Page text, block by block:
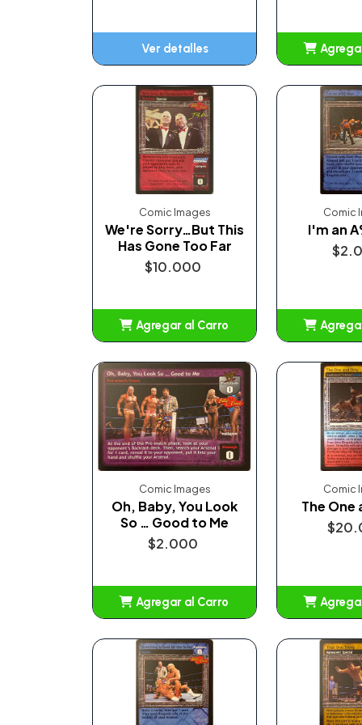
Ver detalles
Comic Images
We're Sorry…But This
Has Gone Too Far
$10.000
Agregar al Carro
Comic
I'm an
Comic Images
Oh, Baby, You Look
So … Good to Me
$2.000
Agregar al Carro
Comic
The One